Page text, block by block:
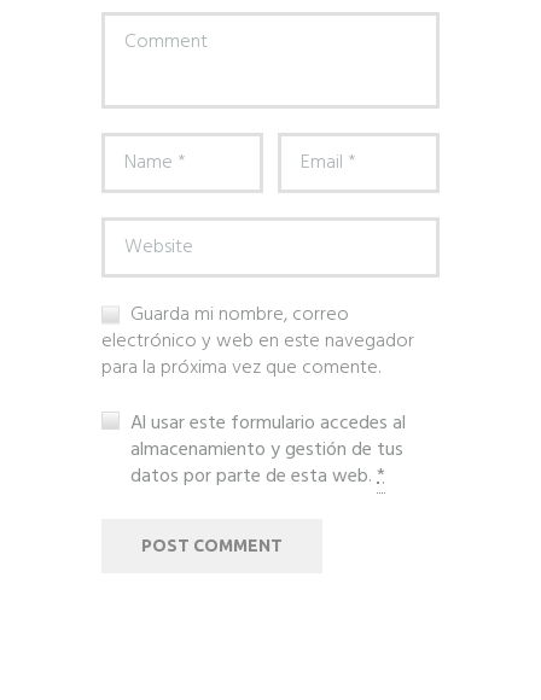
Guarda mi nombre, correo
electrónico y web en este navegador
para la próxima vez que comente.
Al usar este formulario accedes al
almacenamiento y gestión de tus
datos por parte de esta web.*